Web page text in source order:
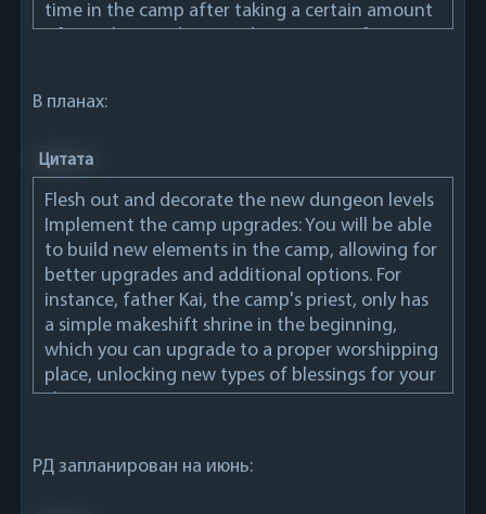
time in the camp after taking a certain amount
of punishment during a dungeon run, forcing
skill tree-like fashion when a character levels up.
Added enemy infighting: certain enemy types
don't like each other and can start infighting.
There is also a new mage spell that can make an
enemy attack his own.
We reworked how mage spells worked - mages
still only have 3 skills that represent their spells,
but which spells those are exactly will depend
variety of spells.
В планах:
Цитата
Flesh out and decorate the new dungeon levels
Implement the camp upgrades: You will be able
to build new elements in the camp, allowing for
better upgrades and additional options. For
instance, father Kai, the camp's priest, only has
a simple makeshift shrine in the beginning,
which you can upgrade to a proper worshipping
place, unlocking new types of blessings for your
characters.
adds different beards, hairstyles, jewelry, scars
РД запланирован на июнь: